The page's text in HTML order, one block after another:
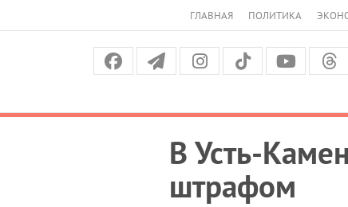
ГЛАВНАЯ ПОЛИТИКА
В Усть-
штрафом